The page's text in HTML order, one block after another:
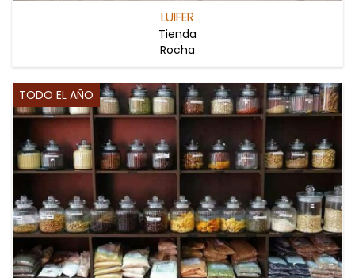
LUIFER
Tienda
Rocha
TODO EL AÑO